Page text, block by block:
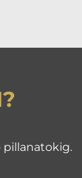
pillanatokig.